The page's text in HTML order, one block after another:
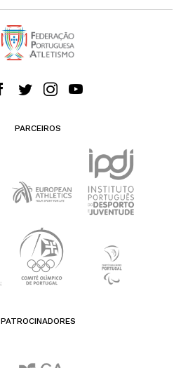
PARCEIROS
PATROCINADORES